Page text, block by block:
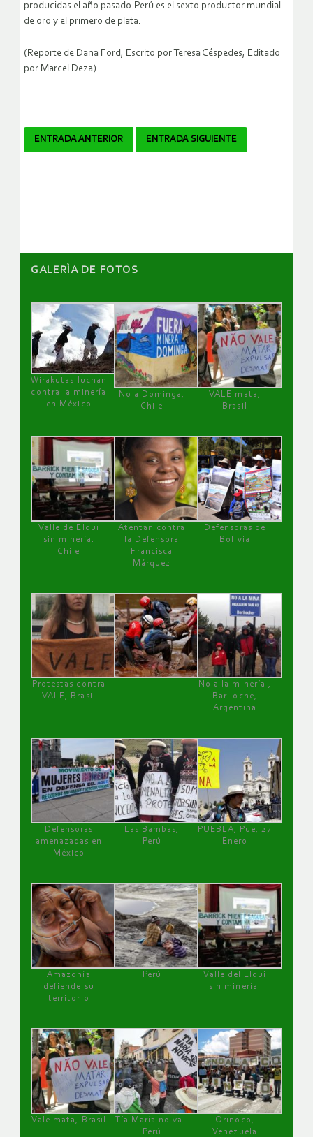
producidas el año pasado.Perú es el sexto productor mundial
de oro y el primero de plata.
(Reporte de Dana Ford, Escrito por Teresa Céspedes, Editado
por Marcel Deza)
Navegador
ENTRADA ANTERIOR ENTRADA SIGUIENTE
GALERÌA DE FOTOS
Wirakutas luchan
contra la minería
en México
No a Dominga,
Chile
VALE mata,
Brasil
Valle de Elqui
sin minería.
Chile
Atentan contra
la Defensora
Francisca
Márquez
Defensoras de
Bolivia
Protestas contra
VALE, Brasil
No a la minería ,
Bariloche,
Argentina
Defensoras
amenazadas en
México
Las Bambas,
Perú
PUEBLA, Pue, 27
Enero
Amazonía
defiende su
territorio
Perú
Valle del Elqui
sin minería.
Vale mata, Brasil
Tía María no va !
Perú
Orinoco,
Venezuela